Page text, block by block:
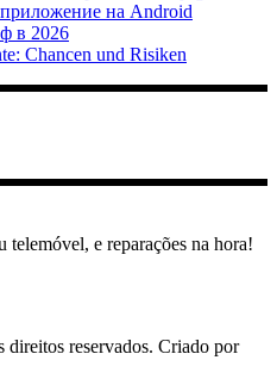
на Android
в 2026
Chancen und Risiken
telemóvel, e reparações na hora!
reservados. Criado por